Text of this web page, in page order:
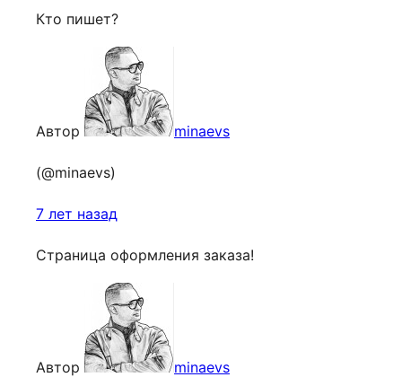
Кто пишет?
Автор minaevs
(@minaevs)
7 лет назад
Страница оформления заказа!
Автор minaevs